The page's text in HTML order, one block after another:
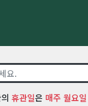
휴관일은 매주 월요일